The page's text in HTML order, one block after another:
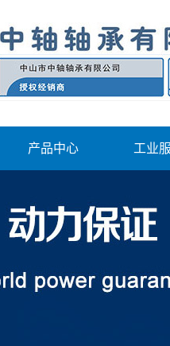
产品中心 工业
主轴维